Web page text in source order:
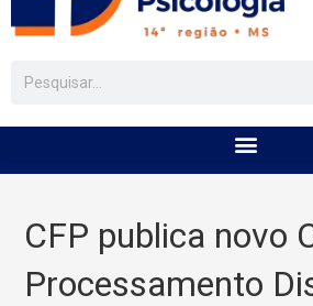
CFP publica novo
Processamento